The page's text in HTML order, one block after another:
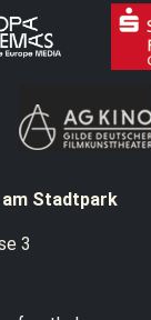
am Stadtpark
3